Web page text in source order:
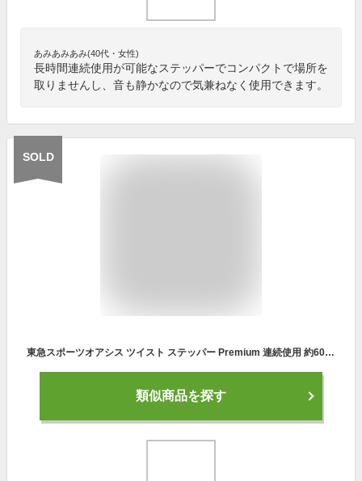
あみあみあみ(40代・女性)
長時間連続使用が可能なステッパーでコンパクトで場所を
取りませんし、音も静かなので気兼ねなく使用できます。
SOLD
東急スポーツオアシス ツイスト ステッパー Premium 連続使用 約60分 静音 SP-400 ブラック
類似商品を探す